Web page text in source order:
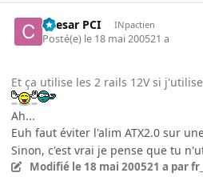
Caesar PCI INpactien
Posté(e) le 18 mai 200521 a
Et ça utilise les 2 rails 12V si
Ah...
Euh faut éviter l'alim ATX2.0 sur
Sinon, c'est vrai je pense que tu
Modifié le 18 mai 200521 a par